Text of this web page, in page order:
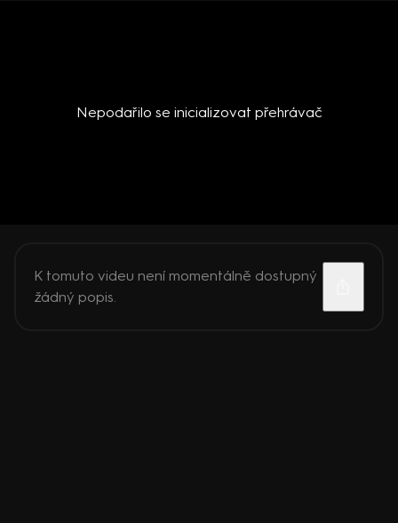
Nepodařilo se inicializovat přehrávač
K tomuto videu není momentálně dostupný
žádný popis.